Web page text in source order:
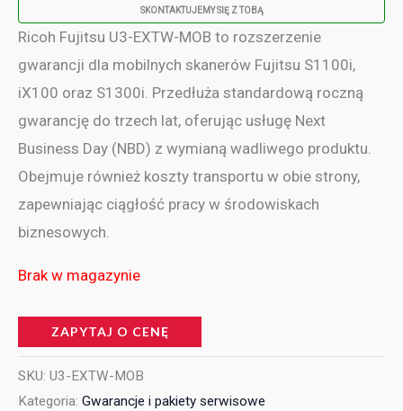
SKONTAKTUJEMY SIĘ Z TOBĄ
Ricoh Fujitsu U3-EXTW-MOB to rozszerzenie
gwarancji dla mobilnych skanerów Fujitsu S1100i,
iX100 oraz S1300i. Przedłuża standardową roczną
gwarancję do trzech lat, oferując usługę Next
Business Day (NBD) z wymianą wadliwego produktu.
Obejmuje również koszty transportu w obie strony,
zapewniając ciągłość pracy w środowiskach
biznesowych.
Brak w magazynie
ZAPYTAJ O CENĘ
SKU: U3-EXTW-MOB
Kategoria: Gwarancje i pakiety serwisowe